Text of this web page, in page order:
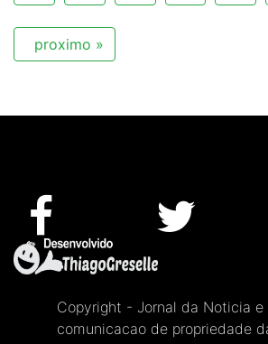
proximo »
Copyright - Jornal da Noticia
comunicacao de propriedade